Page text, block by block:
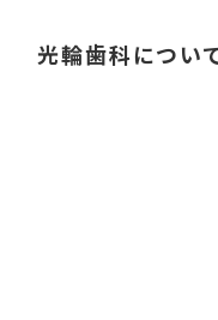
光輪歯科につい